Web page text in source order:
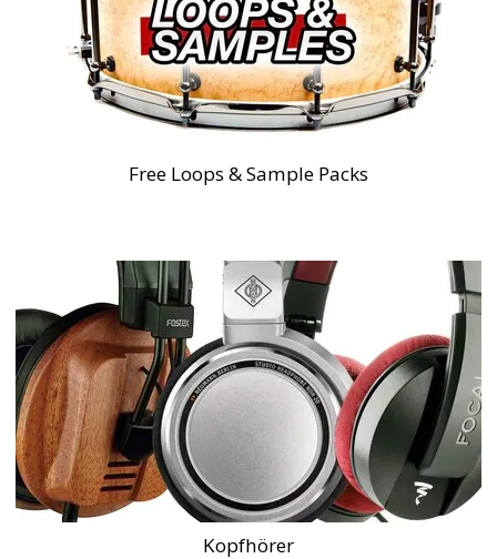
Free Loops & Sample Packs
Kopfhörer